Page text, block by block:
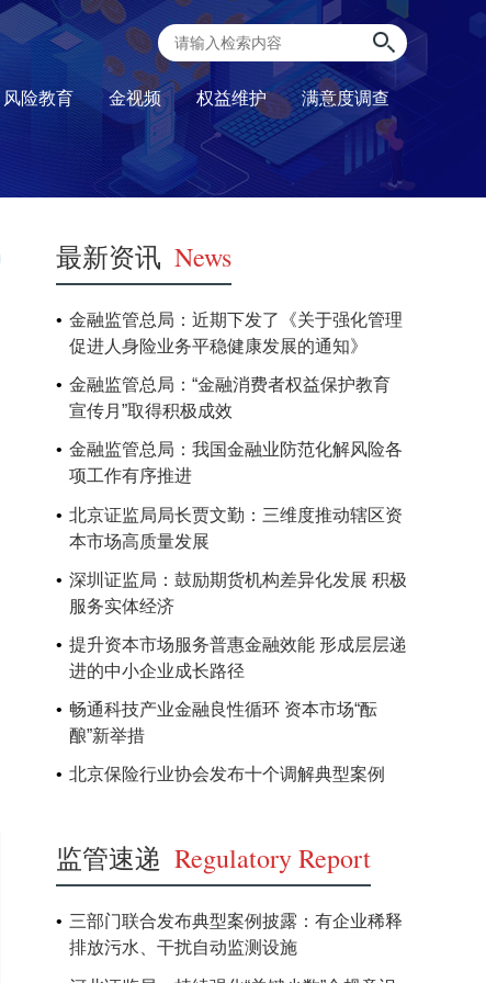
风险教育 金视频 权益维护 满意度调查
最新资讯 News
金融监管总局：近期下发了《关于强化管理
促进人身险业务平稳健康发展的通知》
金融监管总局：“金融消费者权益保护教育
宣传月”取得积极成效
金融监管总局：我国金融业防范化解风险各
项工作有序推进
北京证监局局长贾文勤：三维度推动辖区资
本市场高质量发展
深圳证监局：鼓励期货机构差异化发展 积极
服务实体经济
提升资本市场服务普惠金融效能 形成层层递
进的中小企业成长路径
畅通科技产业金融良性循环 资本市场“酝
酿”新举措
北京保险行业协会发布十个调解典型案例
监管速递 Regulatory Report
三部门联合发布典型案例披露：有企业稀释
排放污水、干扰自动监测设施